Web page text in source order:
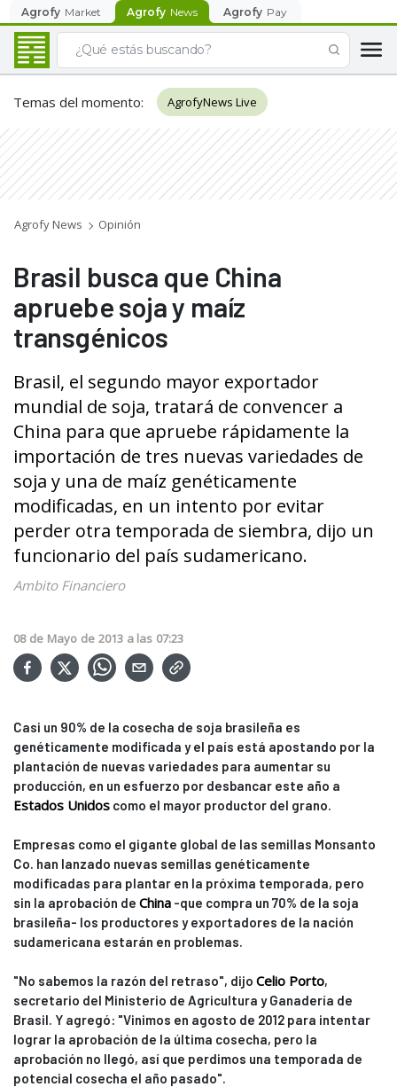
Agrofy Market Agrofy News Agrofy Pay
Temas del momento: AgrofyNews Live
Agrofy News Opinión
Brasil busca que China
apruebe soja y maíz
transgénicos
Brasil, el segundo mayor exportador
mundial de soja, tratará de convencer a
China para que apruebe rápidamente la
importación de tres nuevas variedades de
soja y una de maíz genéticamente
modificadas, en un intento por evitar
perder otra temporada de siembra, dijo un
funcionario del país sudamericano.
Ambito Financiero
08 de Mayo de 2013 a las 07:23
Casi un 90% de la cosecha de soja brasileña es
genéticamente modificada y el país está apostando por la
plantación de nuevas variedades para aumentar su
producción, en un esfuerzo por desbancar este año a
Estados Unidos como el mayor productor del grano.
Empresas como el gigante global de las semillas Monsanto
Co. han lanzado nuevas semillas genéticamente
modificadas para plantar en la próxima temporada, pero
sin la aprobación de China -que compra un 70% de la soja
brasileña- los productores y exportadores de la nación
sudamericana estarán en problemas.
"No sabemos la razón del retraso", dijo Celio Porto,
secretario del Ministerio de Agricultura y Ganadería de
Brasil. Y agregó: "Vinimos en agosto de 2012 para intentar
lograr la aprobación de la última cosecha, pero la
aprobación no llegó, así que perdimos una temporada de
potencial cosecha el año pasado".